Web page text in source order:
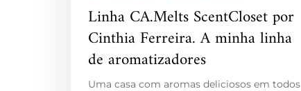
Linha CA.Melts ScentCloset por
Cinthia Ferreira. A minha linha
de aromatizadores
Uma casa com aromas deliciosos em todos